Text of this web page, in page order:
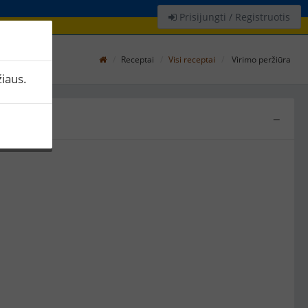
Prisijungti / Registruotis
Receptai Visi receptai Virimo peržiūra
−